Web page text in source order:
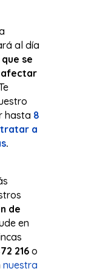
al día
se
afectar
hasta 8
a
.
de
en
216o
nuestra